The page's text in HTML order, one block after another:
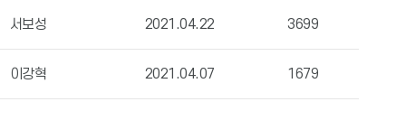
서보성 2021.04.22 3699
이강혁 2021.04.07 1679